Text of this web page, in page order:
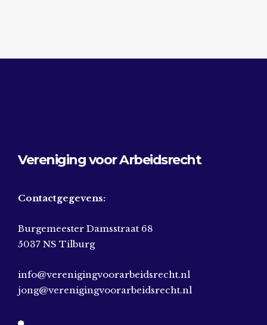
Vereniging voor Arbeidsrecht
Contactgegevens:
Burgemeester Damsstraat 68
5037 NS Tilburg
info@verenigingvoorarbeidsrecht.nl
jong@verenigingvoorarbeidsrecht.nl